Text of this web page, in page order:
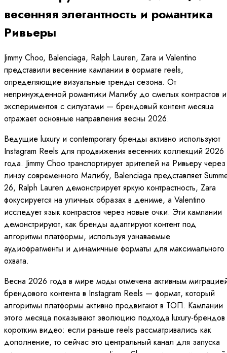
весенняя элегантность и романтика
Ривьеры
Jimmy Choo, Balenciaga, Ralph Lauren, Zara и Valentino
представили весенние кампании в формате reels,
определяющие визуальные тренды сезона. От
непринужденной романтики Малибу до смелых контрастов и
экспериментов с силуэтами — брендовый контент месяца
отражает основные направления весны 2026.
Ведущие luxury и contemporary бренды активно используют
Instagram Reels для продвижения весенних коллекций 2026
года. Jimmy Choo транспортирует зрителей на Ривьеру через
линзу современного Малибу, Balenciaga представляет
26, Ralph Lauren демонстрирует яркую контрастность, Zara
фокусируется на уличных образах в дениме, а Valentino
исследует язык контрастов через новые очки. Эти кампании
демонстрируют, как бренды адаптируют контент под
алгоритмы платформы, используя узнаваемые
аудиофрагменты и динамичные форматы для максимального
охвата.
Весна 2026 года в мире моды отмечена активным
брендового контента в Instagram Reels — формат, который
алгоритмы платформы активно продвигают в ТОП. Кампании
этого месяца показывают эволюцию подхода luxury-брендов
коротким видео: если раньше reels рассматривались как
дополнение, то сейчас это центральный канал для запуска